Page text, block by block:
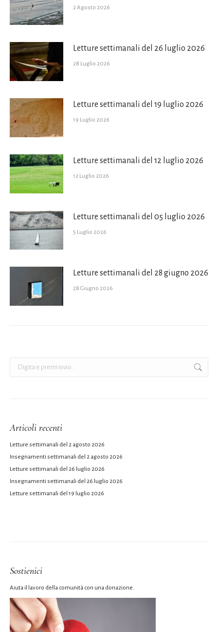
2 Agosto 2026
Letture settimanali del 26 luglio 2026
28 Luglio 2026
Letture settimanali del 19 luglio 2026
19 Luglio 2026
Letture settimanali del 12 luglio 2026
12 Luglio 2026
Letture settimanali del 05 luglio 2026
5 Luglio 2026
Letture settimanali del 28 giugno 2026
28 Giugno 2026
Articoli recenti
Letture settimanali del 2 agosto 2026
Insegnamenti settimanali del 2 agosto 2026
Letture settimanali del 26 luglio 2026
Insegnamenti settimanali del 26 luglio 2026
Letture settimanali del 19 luglio 2026
Sostienici
Aiuta il lavoro della comunità con una donazione.